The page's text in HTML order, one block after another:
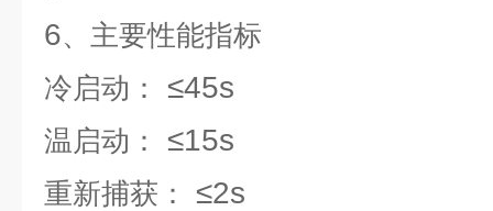
6、主要性能指标
冷启动：
≤45s
温启动： ≤15s
重新捕获： ≤2s